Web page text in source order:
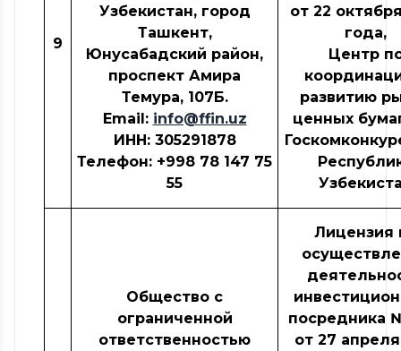
9
Узбекистан, город
Ташкент,
Юнусабадский район,
проспект Амира
Темура, 107Б.
Email: info@ffin.uz
ИНН: 305291878
Телефон: +998 78 147 75
55
от 22
года,
Центр
развитию
ценных
Общество с
ограниченной
ответственностью
Лицензия
посредника
от 27 апреля